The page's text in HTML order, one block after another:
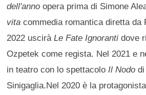
dell'annoopera prima di Simone
vita commedia romantica diretta da
2022 usciràLe Fate Ignoranti dove
Ozpetek come regista. Nel 2021 e
in teatro con lo spettacolo Il Nodo
Sinigaglia.Nel 2020 è la